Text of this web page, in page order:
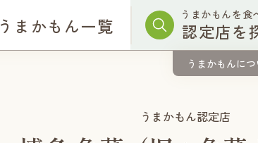
うまかもん一覧 うまかもんを食
認定店を
うまかもんにつ
うまかもん認定店